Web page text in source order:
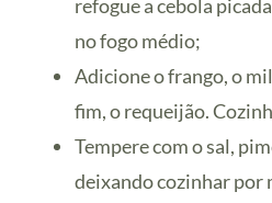
refogue a cebola
no fogo médio;
Adicione o frango, o
fim, o requeijão.
Tempere com o sal,
deixando cozinhar por